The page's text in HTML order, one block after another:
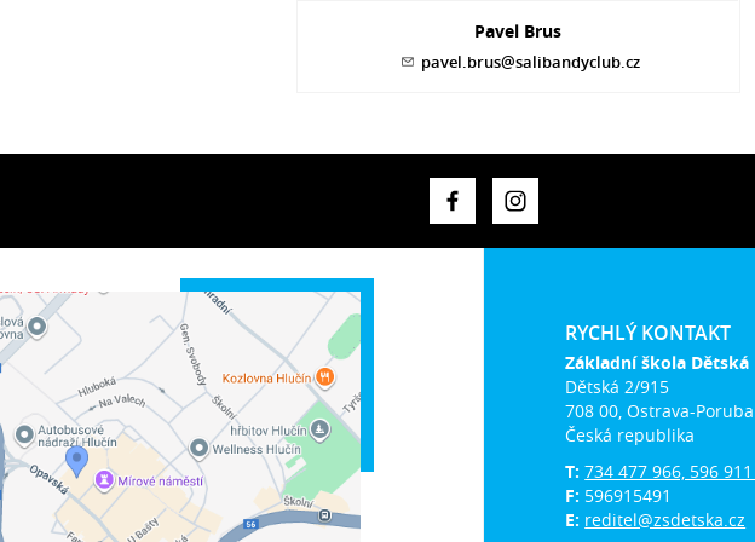
Pavel Brus
pavel.brus@salibandyclub.cz
RYCHLÝ KONTAKT
Základní škola Dětská
Dětská 2/915
708 00, Ostrava-Poruba
Česká republika
T:734 477 966, 596
F: 596915491
E: reditel@zsdetska.cz